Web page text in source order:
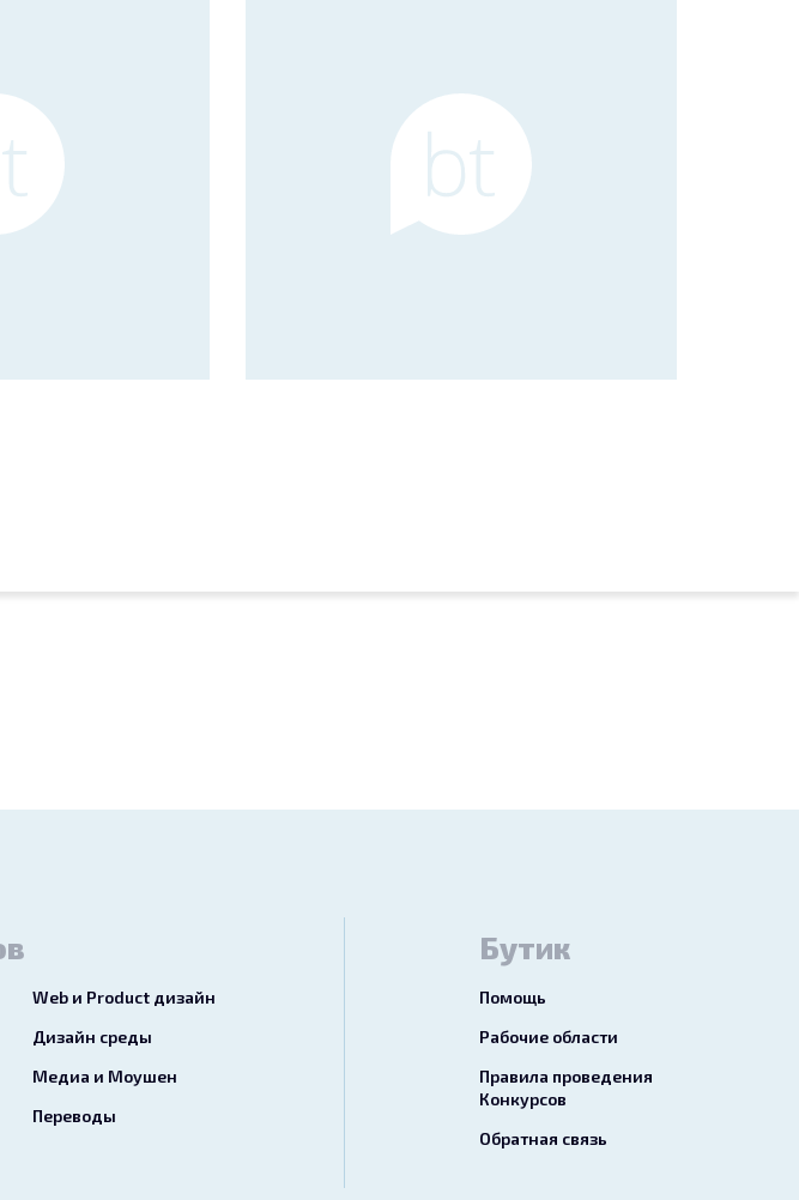
Web и Product дизайн
Дизайн среды
Медиа и Моушен
Переводы
Бутик
Помощь
Рабочие области
Правила проведения
Конкурсов
Обратная связь